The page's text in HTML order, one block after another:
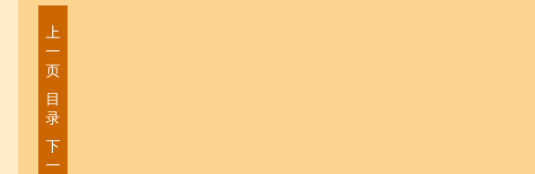
上
一
页
目
录
下
一